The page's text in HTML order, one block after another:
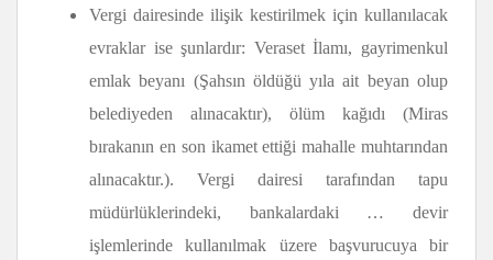
Vergi dairesinde ilişik kestirilmek için kullanılacak
evraklar ise şunlardır: Veraset İlamı, gayrimenkul
emlak beyanı (Şahsın öldüğü yıla ait beyan olup
belediyeden alınacaktır), ölüm kağıdı (Miras
bırakanın en son ikamet ettiği mahalle muhtarından
alınacaktır.). Vergi dairesi tarafından tapu
müdürlüklerindeki, bankalardaki … devir
işlemlerinde kullanılmak üzere başvurucuya bir